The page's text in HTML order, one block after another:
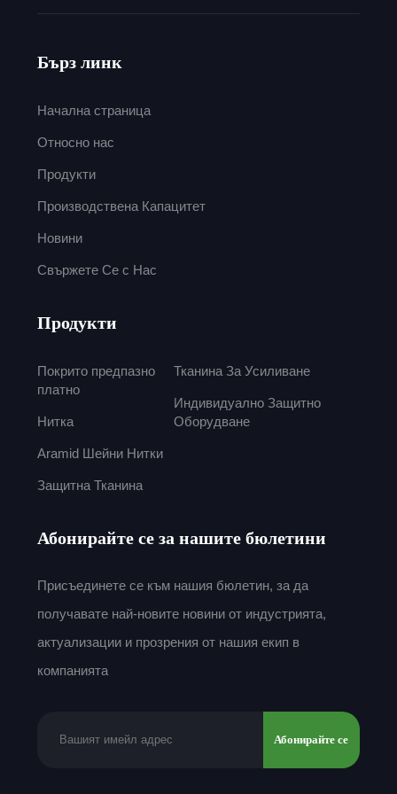
Бърз линк
Начална страница
Относно нас
Продукти
Производствена Капацитет
Новини
Свържете Се с Нас
Продукти
Покрито предпазно
платно
Нитка
Аramid Шейни Нитки
Защитна Тканина
Тканина За Усиливане
Индивидуално Защитно
Оборудване
Абонирайте се за нашите бюлетини
Присъединете се към нашия бюлетин, за да
получавате най-новите новини от индустрията,
актуализации и прозрения от нашия екип в
компанията
Абонирайте се